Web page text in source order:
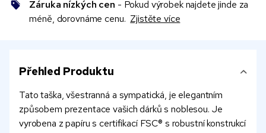
Záruka nízkých cen - Pokud výrobek najdete jinde za
méně, dorovnáme cenu. Zjistěte více
Přehled Produktu
Tato taška, všestranná a sympatická, je elegantním
způsobem prezentace vašich dárků s noblesou. Je
vyrobena z papíru s certifikací FSC® s robustní konstrukcí